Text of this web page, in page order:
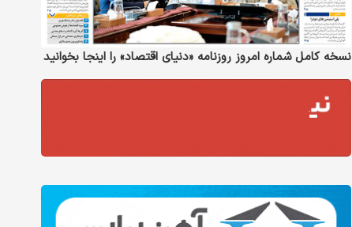
نسخه کامل شماره امروز روزنامه «دنیای‌ اقتصاد» را اینجا بخوانید